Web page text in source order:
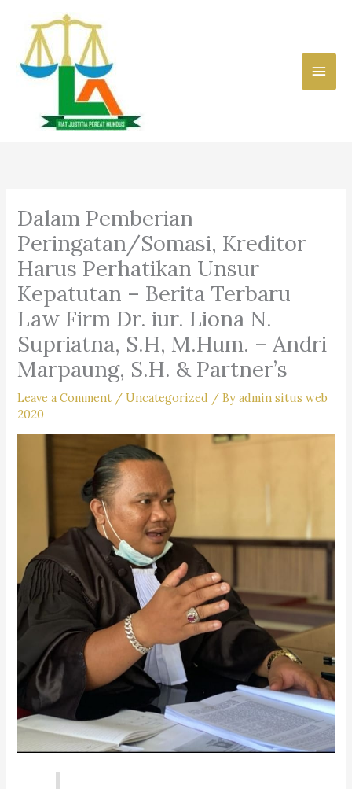
content
Main
Dalam Pemberian
Peringatan/Somasi, Kreditor
Harus Perhatikan Unsur
Kepatutan – Berita Terbaru
Law Firm Dr. iur. Liona N.
Supriatna, S.H, M.Hum. – Andri
Marpaung, S.H. & Partner’s
Leave a Comment /Uncategorized / Byadmin situs web
2020